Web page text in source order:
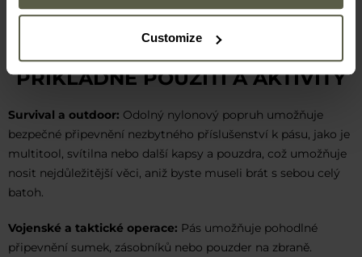
Customize
PŘÍKLADNÉ POUŽITÍ A AKTIVITY
Survival a outdoor: Odolný nylonový popruh umožňuje
bezpečné připevnění nezbytného příslušenství k pásu, jako je
multitool, svítilna nebo další kapsy a pouzdra, což umožňuje
nosit nejdůležitější věci, aniž byste museli brát s sebou celý
batoh.
Vojenské a taktické operace: Pás umožňuje pohodlné
připevnění sumek, zásobníků nebo pouzder na zbraně.